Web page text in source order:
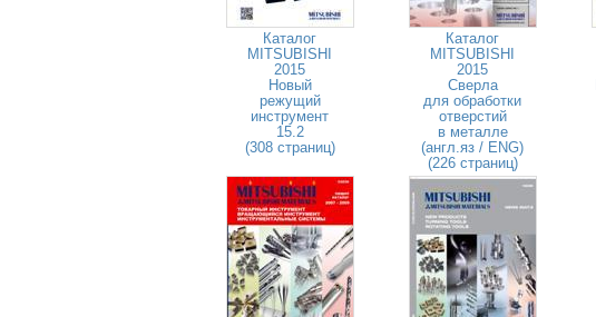
Каталог
MITSUBISHI
2015
Новый
режущий
инструмент
15.2
(308 страниц)
Каталог
MITSUBISHI
2015
Сверла
для обработки
отверстий
в металле
(англ.яз / ENG)
(226 страниц)